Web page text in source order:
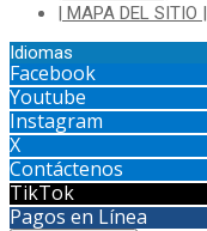
| MAPA DEL SITIO |
Idiomas
Facebook
Youtube
Instagram
X
Contáctenos
TikTok
Pagos en Línea